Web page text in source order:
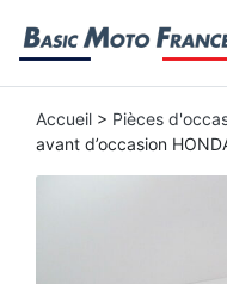
Accueil > Pièces
avant d’occasion